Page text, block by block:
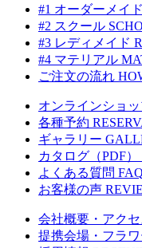
#1 オーダーメイド
#2 スクール
#3 レディメイド
#4 マテリアル
ご注文の流れ
オンラインショ
各種予約
ギャラリー
カタログ（PDF）
よくある質問 FAQ
お客様の声
会社概要・アクセ
提携会場・フラ